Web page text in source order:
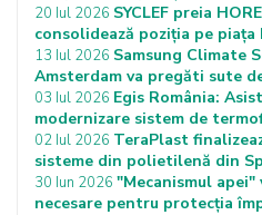
20 Iul 2026 SYCLEF preia
consolidează poziția pe piața
13 Iul 2026 Samsung Climate
Amsterdam va pregăti sute
03 Iul 2026 Egis România:
modernizare sistem de
02 Iul 2026 TeraPlast
sisteme din polietilenă din
30 Iun 2026 "Mecanismul apei"
necesare pentru protecţia